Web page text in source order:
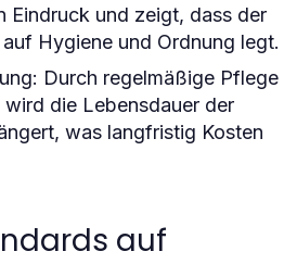
Eindruck und zeigt, dass der
Hygiene und Ordnung legt.
Durch regelmäßige Pflege
wird die Lebensdauer der
was langfristig Kosten
auf